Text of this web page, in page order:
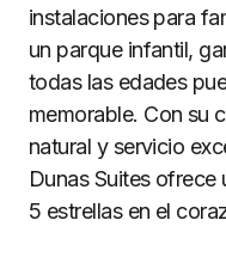
instalaciones para
un parque infantil,
todas las edades
memorable. Con su
natural y servicio
Dunas Suites ofrece
5 estrellas en el